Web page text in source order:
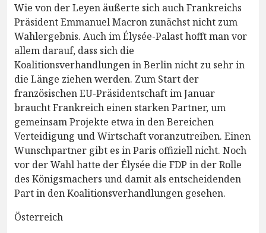
Wie von der Leyen äußerte sich auch Frankreichs
Präsident Emmanuel Macron zunächst nicht zum
Wahlergebnis. Auch im Élysée-Palast hofft man vor
allem darauf, dass sich die
Koalitionsverhandlungen in Berlin nicht zu sehr in
die Länge ziehen werden. Zum Start der
französischen EU-Präsidentschaft im Januar
braucht Frankreich einen starken Partner, um
gemeinsam Projekte etwa in den Bereichen
Verteidigung und Wirtschaft voranzutreiben. Einen
Wunschpartner gibt es in Paris offiziell nicht. Noch
vor der Wahl hatte der Élysée die FDP in der Rolle
des Königsmachers und damit als entscheidenden
Part in den Koalitionsverhandlungen gesehen.
Österreich